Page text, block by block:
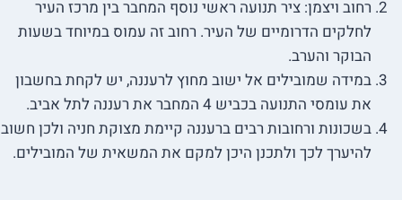
רחוב ויצמן: ציר תנועה ראשי נוסף המחבר בין מרכז העיר
לחלקים הדרומיים של העיר. רחוב זה עמוס במיוחד בשעות
הבוקר והערב.
במידה שמובילים אל ישוב מחוץ לרעננה, יש לקחת בחשבון
את עומסי התנועה בכביש 4 המחבר את רעננה לתל אביב.
בשכונות ורחובות רבים ברעננה קיימת מצוקת חניה ולכן חשוב
להיערך לכך ולתכנן היכן למקם את המשאית של המובילים.